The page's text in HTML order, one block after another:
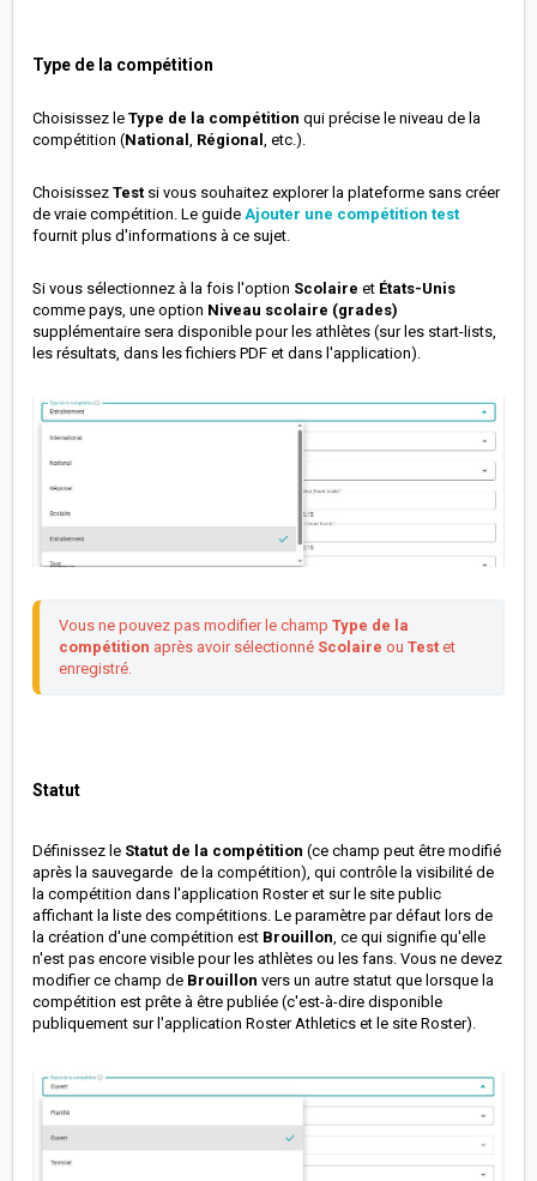
Type de la compétition
Choisissez le Type de la compétition qui précise le niveau de la
compétition (National , Régional , etc.).
Choisissez Test si vous souhaitez explorer la plateforme sans créer
de vraie compétition. Le guide Ajouter une compétition test
fournit plus d'informations à ce sujet.
Si vous sélectionnez à la fois l'option Scolaire et États-Unis
comme pays, une option Niveau scolaire (grades)
supplémentaire sera disponible pour les athlètes (sur les start-lists,
les résultats, dans les fichiers PDF et dans l'application).
Vous ne pouvez pas modifier le champ Type de la
compétition après avoir sélectionné Scolaire ou Test et
enregistré.
Statut
Définissez le Statut de la compétition (ce champ peut être modifié
après la sauvegarde de la compétition), qui contrôle la visibilité de
la compétition dans l'application Roster et sur le site public
affichant la liste des compétitions. Le paramètre par défaut lors de
la création d'une compétition est Brouillon, ce qui signifie qu'elle
n'est pas encore visible pour les athlètes ou les fans. Vous ne devez
modifier ce champ de Brouillon vers un autre statut que lorsque la
compétition est prête à être publiée (c'est-à-dire disponible
publiquement sur l'application Roster Athletics et le site Roster).